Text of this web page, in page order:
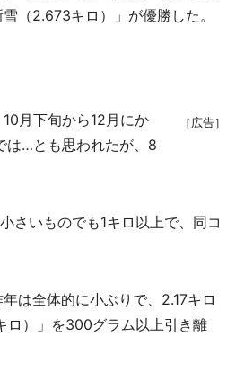
（2.673キロ）」が優勝した。
［広告］
月下旬から12月にか
は…とも思われたが、8
いものでも1キロ以上で、同コ
は全体的に小ぶりで、2.17キロ
ロ）」を300グラム以上引き離